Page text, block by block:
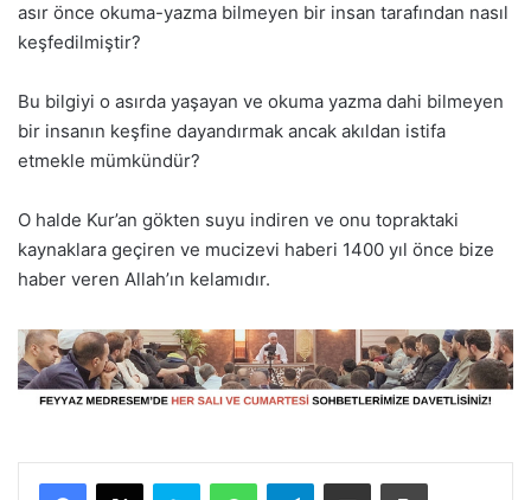
asır önce okuma-yazma bilmeyen bir insan tarafından nasıl
keşfedilmiştir?
Bu bilgiyi o asırda yaşayan ve okuma yazma dahi bilmeyen
bir insanın keşfine dayandırmak ancak akıldan istifa
etmekle mümkündür?
O halde Kur’an gökten suyu indiren ve onu topraktaki
kaynaklara geçiren ve mucizevi haberi 1400 yıl önce bize
haber veren Allah’ın kelamıdır.
Telegram